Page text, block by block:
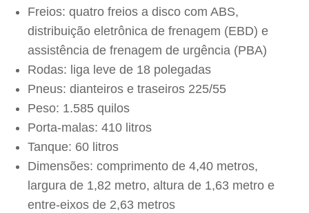
Freios: quatro freios a disco com ABS,
distribuição eletrônica de frenagem (EBD) e
assistência de frenagem de urgência (PBA)
Rodas: liga leve de 18 polegadas
Pneus: dianteiros e traseiros 225/55
Peso: 1.585 quilos
Porta-malas: 410 litros
Tanque: 60 litros
Dimensões: comprimento de 4,40 metros,
largura de 1,82 metro, altura de 1,63 metro e
entre-eixos de 2,63 metros